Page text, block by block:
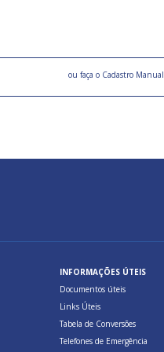
ou faça o Cadastro Manual
INFORMAÇÕES ÚTEIS
Documentos úteis
Links Úteis
Tabela de Conversões
Telefones de Emergência